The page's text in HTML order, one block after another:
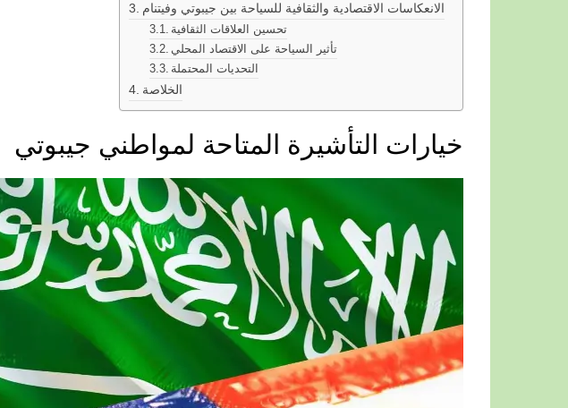
الانعكاسات الاقتصادية والثقافية للسياحة بين جيبوتي وفيتنام
تحسين العلاقات الثقافية
تأثير السياحة على الاقتصاد المحلي
التحديات المحتملة
الخلاصة
خيارات التأشيرة المتاحة لمواطني جيبوتي